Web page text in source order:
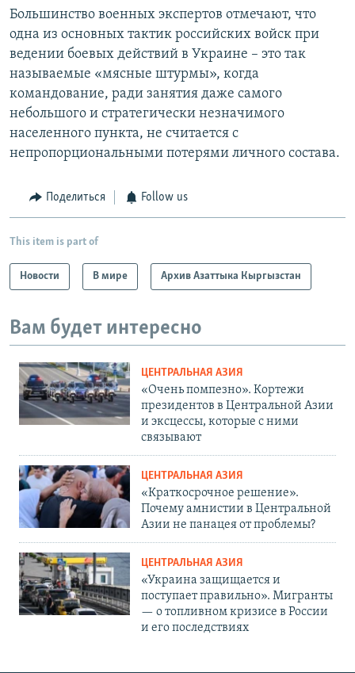
Большинство военных экспертов отмечают, что
одна из основных тактик российских войск при
ведении боевых действий в Украине – это так
называемые «мясные штурмы», когда
командование, ради занятия даже самого
небольшого и стратегически незначимого
населенного пункта, не считается с
непропорциональными потерями личного состава.
Поделиться Follow us
This item is part of
Новости В мире Архив Азаттыка Кыргызстан
Вам будет интересно
ЦЕНТРАЛЬНАЯ АЗИЯ
«Очень помпезно». Кортежи
президентов в Центральной Азии
и эксцессы, которые с ними
связывают
ЦЕНТРАЛЬНАЯ АЗИЯ
«Краткосрочное решение».
Почему амнистии в Центральной
Азии не панацея от проблемы?
ЦЕНТРАЛЬНАЯ АЗИЯ
«Украина защищается и
поступает правильно». Мигранты
— о топливном кризисе в России
и его последствиях